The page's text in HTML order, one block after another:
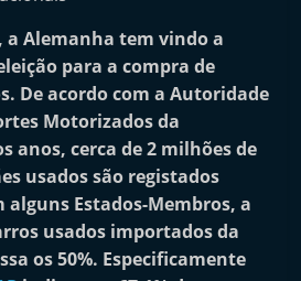
a Alemanha tem vindo a
para a compra de
De acordo com a Autoridade
Motorizados da
anos, cerca de 2 milhões de
usados são registados
alguns Estados-Membros, a
usados importados da
os 50%. Especificamente